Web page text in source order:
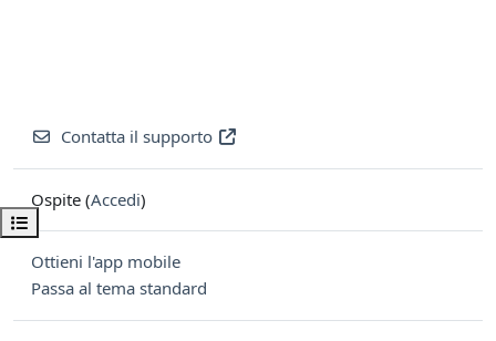
Apri indice del corso
Contatta il supporto
Ospite (Accedi)
Ottieni l'app mobile
Passa al tema standard